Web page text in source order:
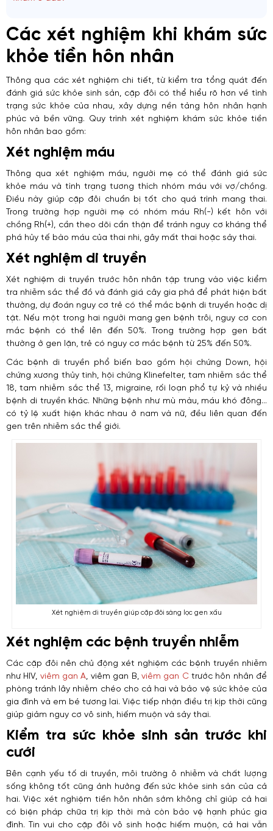
Các xét nghiệm khi khám sức
khỏe tiền hôn nhân
Thông qua các xét nghiệm chi tiết, từ kiểm tra tổng quát đến
đánh giá sức khỏe sinh sản, cặp đôi có thể hiểu rõ hơn về tình
trạng sức khỏe của nhau, xây dựng nền tảng hôn nhân hạnh
phúc và bền vững. Quy trình xét nghiệm khám sức khỏe tiền
hôn nhân bao gồm:
Xét nghiệm máu
Thông qua xét nghiệm máu, người mẹ có thể đánh giá sức
khỏe máu và tình trạng tương thích nhóm máu với vợ/chồng.
Điều này giúp cặp đôi chuẩn bị tốt cho quá trình mang thai.
Trong trường hợp người mẹ có nhóm máu Rh(-) kết hôn với
chồng Rh(+), cần theo dõi cẩn thận để tránh nguy cơ kháng thể
phá hủy tế bào máu của thai nhi, gây mất thai hoặc sảy thai.
Xét nghiệm di truyền
Xét nghiệm di truyền trước hôn nhân tập trung vào việc kiểm
tra nhiễm sắc thể đồ và đánh giá cây gia phả để phát hiện bất
thường, dự đoán nguy cơ trẻ có thể mắc bệnh di truyền hoặc dị
tật. Nếu một trong hai người mang gen bệnh trôi, nguy cơ con
mắc bệnh có thể lên đến 50%. Trong trường hợp gen bất
thường ở gen lặn, trẻ có nguy cơ mắc bệnh từ 25% đến 50%.
Các bệnh di truyền phổ biến bao gồm hội chứng Down, hội
chứng xương thủy tinh, hội chứng Klinefelter, tam nhiễm sắc thể
18, tam nhiễm sắc thể 13, migraine, rối loạn phổ tự kỷ và nhiều
bệnh di truyền khác. Những bệnh như mù màu, máu khó đông…
có tỷ lệ xuất hiện khác nhau ở nam và nữ, đều liên quan đến
gen trên nhiễm sắc thể giới.
Xét nghiệm di truyền giúp cặp đôi sàng lọc gen xấu
Xét nghiệm các bệnh truyền nhiễm
Các cặp đôi nên chủ động xét nghiệm các bệnh truyền nhiễm
như HIV, viêm gan A, viêm gan B, viêm gan Ctrước hôn nhân để
phòng tránh lây nhiễm chéo cho cả hai và bảo vệ sức khỏe của
gia đình và em bé tương lai. Việc tiếp nhận điều trị kịp thời cũng
giúp giảm nguy cơ vô sinh, hiếm muộn và sảy thai.
Kiểm tra sức khỏe sinh sản trước khi
cưới
Bên cạnh yếu tố di truyền, môi trường ô nhiễm và chất lượng
sống không tốt cũng ảnh hưởng đến sức khỏe sinh sản của cả
hai. Việc xét nghiệm tiền hôn nhân sớm không chỉ giúp cả hai
có biện pháp chữa trị kịp thời mà còn bảo vệ hạnh phúc gia
đình. Tin vui cho cặp đôi vô sinh hoặc hiếm muộn, cả hai vẫn